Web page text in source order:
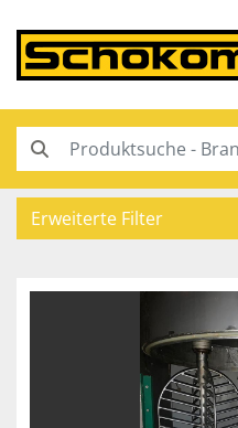
Erweiterte Filter